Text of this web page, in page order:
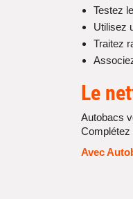
Testez
Utilisez
Traitez
Le
Autobacs
Complétez
Avec